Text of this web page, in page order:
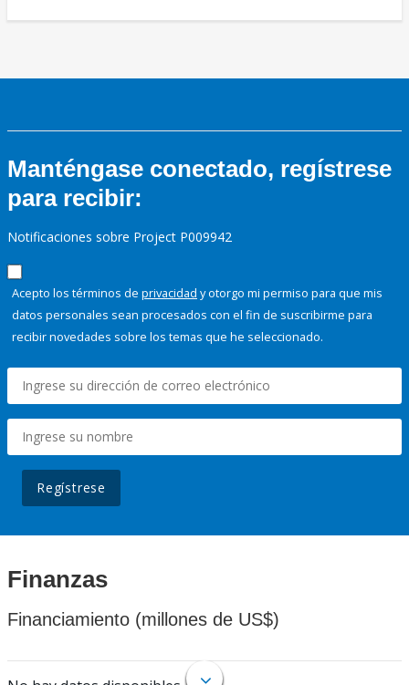
Manténgase conectado, regístrese
para recibir:
Notificaciones sobre Project P009942
Acepto los términos de privacidad y otorgo mi permiso para que mis
datos personales sean procesados con el fin de suscribirme para
recibir novedades sobre los temas que he seleccionado.
Regístrese
Finanzas
Financiamiento (millones de US$)